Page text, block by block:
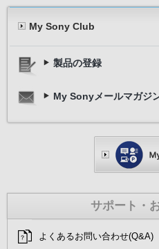
My Sony Club
製品の登録
My Sonyメールマガジ
サポート・
よくあるお問い合わせ(Q&A)